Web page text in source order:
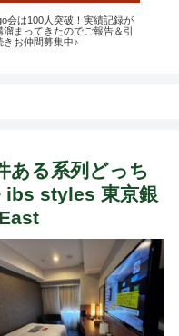
Chi Minh】🍺 Happy Hour
More in Ho Chi Minh CIty 🍺
ある系列どっち
ibs styles 東京銀